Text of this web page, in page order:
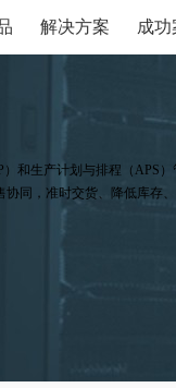
解决方案 成功
和生产计划与排程（APS
同，准时交货、降低库存